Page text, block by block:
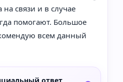
на связи и в случае
помогают. Большое
всем данный
ответ